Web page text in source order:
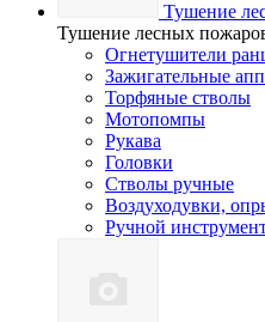
Тушение
Тушение лесных
Огнетушители
Зажигательные
Торфяные стволы
Мотопомпы
Рукава
Головки
Стволы ручные
Воздуходувки,
Ручной